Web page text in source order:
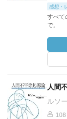
感想・
すべて
で。
人間
ルソ
108